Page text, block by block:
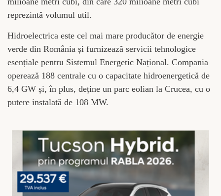
reprezintă volumul util.
Hidroelectrica este cel mai mare producător de energie
verde din România și furnizează servicii tehnologice
esențiale pentru Sistemul Energetic Național. Compania
operează 188 centrale cu o capacitate hidroenergetică de
6,4 GW și, în plus, deține un parc eolian la Crucea, cu o
putere instalată de 108 MW.